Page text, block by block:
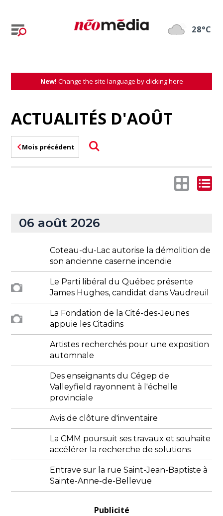
28°C
New! Change the site language by clicking here
ACTUALITÉS D'AOÛT
Mois précédent
06 août 2026
Coteau-du-Lac autorise la démolition de
son ancienne caserne incendie
Le Parti libéral du Québec présente
James Hughes, candidat dans Vaudreuil
La Fondation de la Cité-des-Jeunes
appuie les Citadins
Artistes recherchés pour une exposition
automnale
Des enseignants du Cégep de
Valleyfield rayonnent à l'échelle
provinciale
Avis de clôture d'inventaire
La CMM poursuit ses travaux et souhaite
accélérer la recherche de solutions
Entrave sur la rue Saint-Jean-Baptiste à
Sainte-Anne-de-Bellevue
Publicité